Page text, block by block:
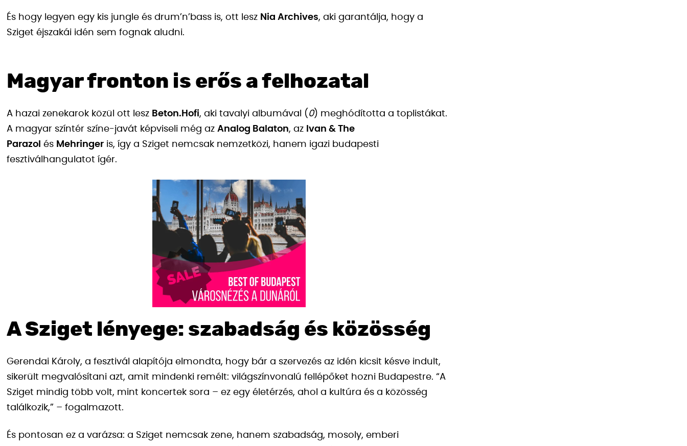
És hogy legyen egy kis jungle és drum’n’bass is, ott lesz Nia Archives, aki garantálja, hogy a
Sziget éjszakái idén sem fognak aludni.
Magyar fronton is erős a felhozatal
A hazai zenekarok közül ott lesz Beton.Hofi, aki tavalyi albumával ( 0) meghódította a toplistákat.
A magyar színtér színe-javát képviseli még az Analog Balaton, az Ivan & The
Parazol és Mehringer is, így a Sziget nemcsak nemzetközi, hanem igazi budapesti
fesztiválhangulatot ígér.
A Sziget lényege: szabadság és közösség
Gerendai Károly, a fesztivál alapítója elmondta, hogy bár a szervezés az idén kicsit késve indult,
sikerült megvalósítani azt, amit mindenki remélt: világszínvonalú fellépőket hozni Budapestre. “A
Sziget mindig több volt, mint koncertek sora – ez egy életérzés, ahol a kultúra és a közösség
találkozik,” – fogalmazott.
És pontosan ez a varázsa: a Sziget nemcsak zene, hanem szabadság, mosoly, emberi